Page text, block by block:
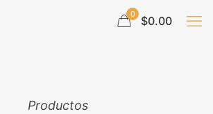
0 $0.00
Productos